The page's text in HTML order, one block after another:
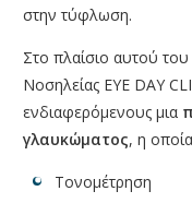
στην τύφλωση.
Στο πλαίσιο αυτού
Νοσηλείας EYE DAY
ενδιαφερόμενους μια
γλαυκώματος, η
Τονομέτρηση